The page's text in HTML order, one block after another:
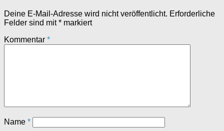
Deine E-Mail-Adresse wird nicht veröffentlicht. Erforderliche
Felder sind mit* markiert
Kommentar *
Name *